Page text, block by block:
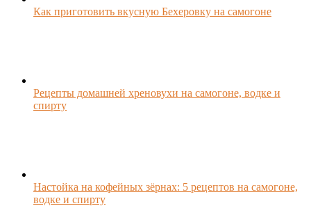
Как приготовить вкусную Бехеровку на самогоне
Рецепты домашней хреновухи на самогоне, водке и
спирту
Настойка на кофейных зёрнах: 5 рецептов на самогоне,
водке и спирту